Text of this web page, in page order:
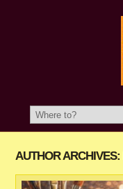
AUTHOR ARCHIVES: